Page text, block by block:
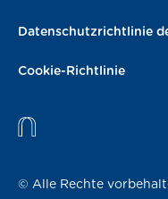
© Alle Rechte
Datenschutzrichtlinie
Cookie-Richtlinie